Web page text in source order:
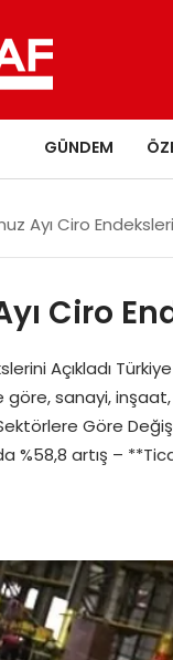
GÜNDEM
Ayı Ciro Endeksleri
Ciro
Açıkladı
göre, sanayi,
Göre
%58,8 artış –